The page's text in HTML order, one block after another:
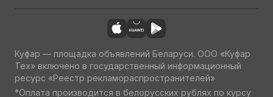
Куфар — площадка объявлений Беларуси. ООО «Куфар
Тех» включено в государственный информационный
ресурс «Реестр рекламораспространителей»
*Оплата производится в белорусских рублях по курсу